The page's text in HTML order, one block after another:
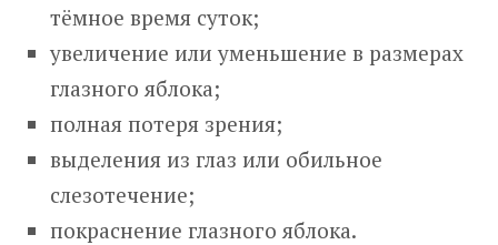
тёмное время суток;
увеличение или уменьшение в размерах
глазного яблока;
полная потеря зрения;
выделения из глаз или обильное
слезотечение;
покраснение глазного яблока.